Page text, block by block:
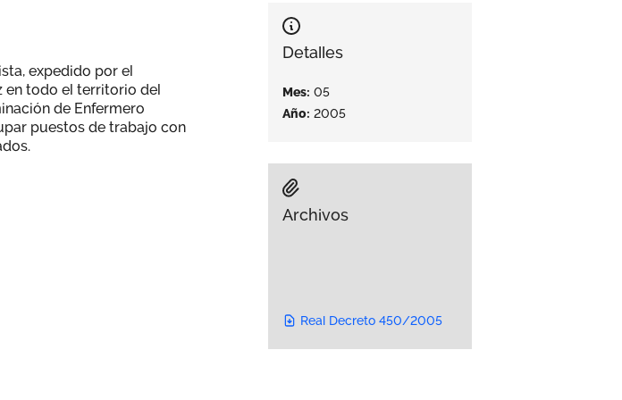
expedido por el
en todo el territorio del
de Enfermero
puestos de trabajo con
Detalles
Mes: 05
Año: 2005
Archivos
Real Decreto 450/2005